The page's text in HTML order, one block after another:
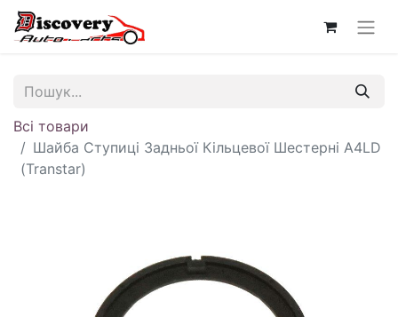
Всі товари
Шайба Ступиці Задньої Кільцевої Шестерні A4LD
(Transtar)